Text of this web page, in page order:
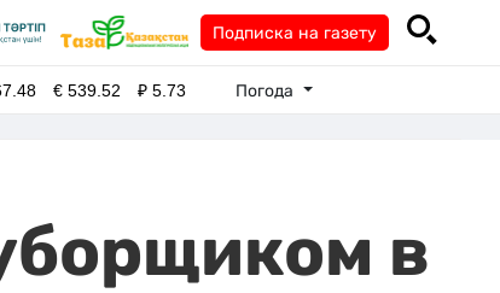
Подписка на газету
€539.52 ₽5.73 Погода
в